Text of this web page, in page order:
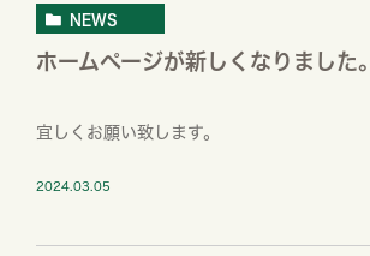
NEWS
ホームページが新しくなりました。
宜しくお願い致します。
2024.03.05